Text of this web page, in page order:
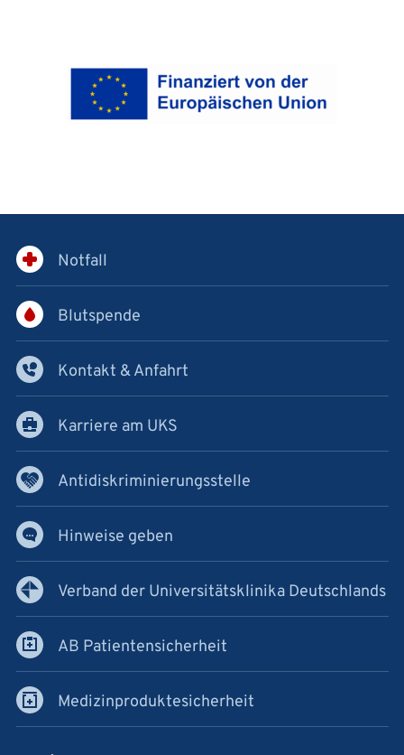
Notfall
Blutspende
Kontakt & Anfahrt
Karriere am UKS
Antidiskriminierungsstelle
Hinweise geben
Verband der Universitätsklinika Deutschlands
AB Patientensicherheit
Medizinproduktesicherheit